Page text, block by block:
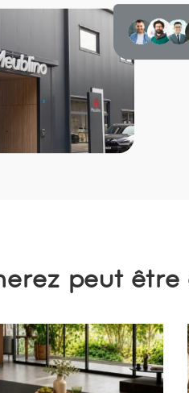
peut être